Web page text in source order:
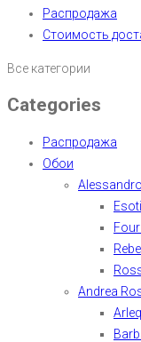
Распродажа
Стоимость
Все категории
Categories
Распродажа
Обои
Andrea